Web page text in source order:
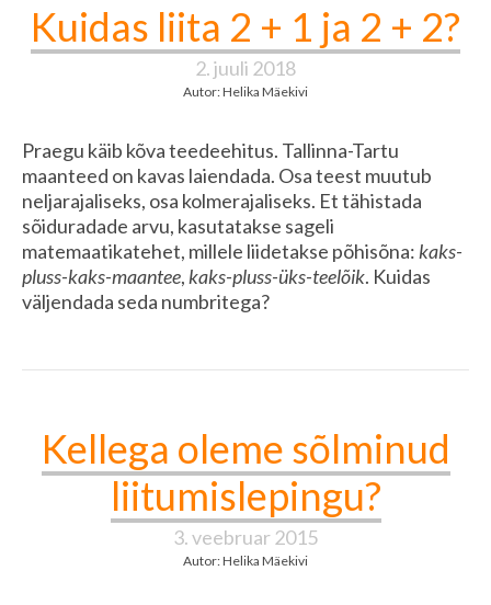
Kuidas liita 2 + 1 ja 2 + 2?
2. juuli 2018
Autor: Helika Mäekivi
Praegu käib kõva teedeehitus. Tallinna-Tartu
maanteed on kavas laiendada. Osa teest muutub
neljarajaliseks, osa kolmerajaliseks. Et tähistada
sõiduradade arvu, kasutatakse sageli
matemaatikatehet, millele liidetakse põhisõna: kaks-
pluss-kaks-maantee, kaks-pluss-üks-teelõik. Kuidas
väljendada seda numbritega?
Kellega oleme sõlminud
liitumislepingu?
3. veebruar 2015
Autor: Helika Mäekivi